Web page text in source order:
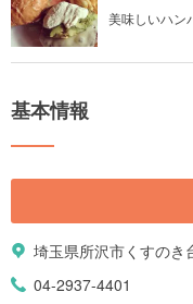
美味しいハン
基本情報
埼玉県所沢市くすのき
04-2937-4401